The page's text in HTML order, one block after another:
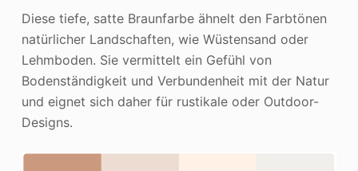
Diese tiefe, satte Braunfarbe ähnelt den Farbtönen
natürlicher Landschaften, wie Wüstensand oder
Lehmboden. Sie vermittelt ein Gefühl von
Bodenständigkeit und Verbundenheit mit der Natur
und eignet sich daher für rustikale oder Outdoor-
Designs.